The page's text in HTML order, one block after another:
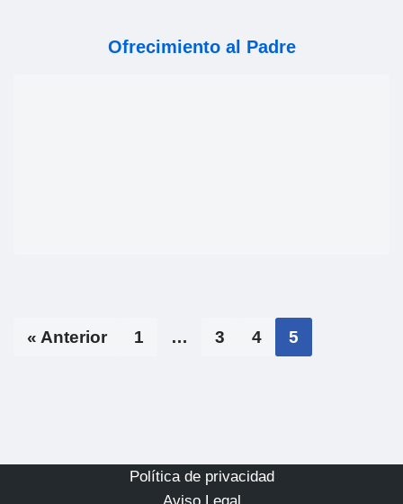
Ofrecimiento al Padre
« Anterior 1 … 3 4 5
Política de privacidad